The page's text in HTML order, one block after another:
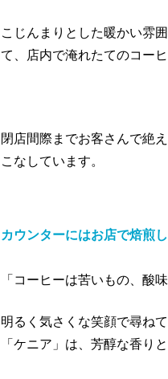
こじんまりとした暖かい雰
て、店内で淹れたてのコー
閉店間際までお客さんで絶
こなしています。
カウンターにはお店で焙煎
「コーヒーは苦いもの、酸
明るく気さくな笑顔で尋ね
「ケニア」は、芳醇な香り